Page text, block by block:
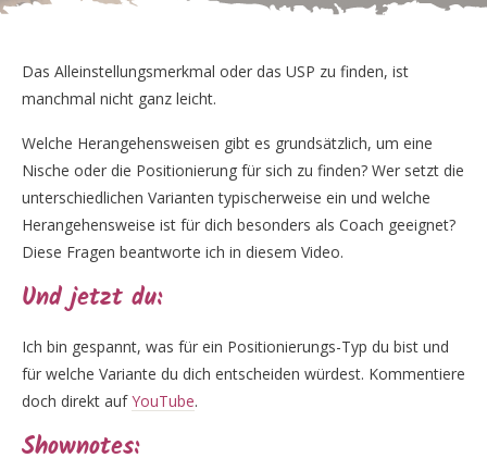
Das Alleinstellungsmerkmal oder das USP zu finden, ist
manchmal nicht ganz leicht.
Welche Herangehensweisen gibt es grundsätzlich, um eine
Nische oder die Positionierung für sich zu finden? Wer setzt die
unterschiedlichen Varianten typischerweise ein und welche
Herangehensweise ist für dich besonders als Coach geeignet?
Diese Fragen beantworte ich in diesem Video.
Und jetzt du:
Ich bin gespannt, was für ein Positionierungs-Typ du bist und
für welche Variante du dich entscheiden würdest. Kommentiere
doch direkt aufYouTube.
Shownotes: